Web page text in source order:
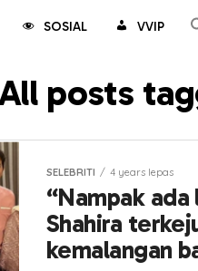
SOSIAL VVIP
posts
SELEBRITI 4 years lepas
“Nampak
Shahira
kemalangan